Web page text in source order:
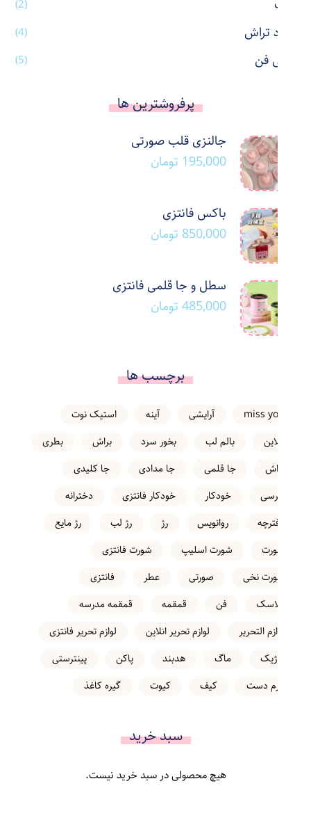
ماگ (2)
مداد تراش (4)
مینی فن (5)
پرفروشترین ها
جالنزی قلب صورتی
195,000 تومان
باکس فانتزی
850,000 تومان
سطل و جا قلمی فانتزی
485,000 تومان
برچسب ها
miss you آرایشی آینه
استیک نوت
انلاین
بالم لب بخور سرد براش
بطری
تراش
جا قلمی جا مدادی
جا کلیدی
خرسی
خودکار خودکار فانتزی
دخترانه
دفترچه
روانویس رژ رژ لب
رژ مایع
شورت
شورت اسلیپ
شورت فانتزی
شورت نخی
صورتی عطر
فانتزی
فلاسک
فن قمقمه
قمقمه مدرسه
لوازم التحریر
لوازم تحریر انلاین
لوازم تحریر فانتزی
ماژیک
ماگ هدبند پاکن
پینترستی
کرم دست
کیف کیوت گیره کاغذ
سبد خرید
هیچ محصولی در سبد خرید نیست.